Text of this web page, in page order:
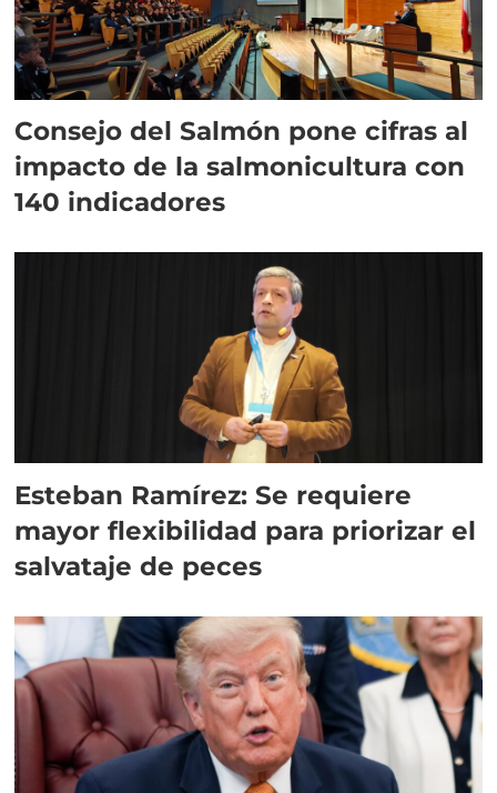
Consejo del Salmón pone cifras al
impacto de la salmonicultura con
140 indicadores
Esteban Ramírez: Se requiere
mayor flexibilidad para priorizar el
salvataje de peces